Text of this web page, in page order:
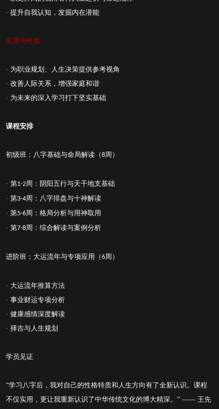
· 提升自我认知，发掘内在潜能
应用与价值
· 为职业规划、人生决策提供参考视角
· 改善人际关系，增强家庭和谐
· 为未来的深入学习打下坚实基础
课程安排
初级班：八字基础与命局解读（8 周）
· 第1-2 周：阴阳五行与天干地支基础
· 第3-4 周：八字排盘与十神解读
· 第5-6 周：格局分析与用神取用
· 第7-8 周：综合解读与案例分析
进阶班：大运流年与专项应用（6 周）
· 大运流年推算方法
· 事业财运专项分析
· 健康感情深度解读
· 择吉与人生规划
学员见证
“学习八字后，我对自己的性格特质和人生方向有了全新认识。课程
不仅实用，更让我重新认识了中华传统文化的博大精深。” —— 王先